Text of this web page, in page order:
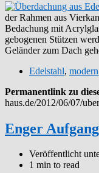
der Rahmen aus
Bedachung mit
gebogenen Stützen
Geländer zum Dach
Edelstahl, modern
Permanentlink zu
haus.de/2012/06/07/
Enger Aufgang
Veröffentlicht
1 min to read